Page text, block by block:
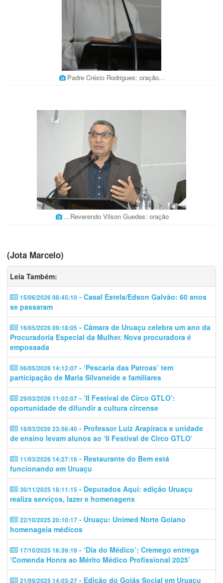
Padre Crésio Rodrigues: oração…
…Reverendo Vilson Guedes: oração
(Jota Marcelo)
Leia Também:
15/06/2026 08:45:10 - Casal Estela/Edson Galvão: 60 anos
se passaram
16/05/2026 09:18:05 - Câmara de Uruaçu celebra um ano da
Procuradoria Especial da Mulher. Nova procuradora é
empossada
06/05/2026 14:12:07 - ‘Pescaria das Patroas’ tem
participação de Maria Silvaneide e familiares
29/03/2026 11:02:07 - ‘II Festival de Circo GTLO’:
oportunidade de difundir a cultura circense
16/03/2026 23:56:40 - Professor Luiz Arapiraca e unidade
de ensino levam alunos ao ‘II Festival de Circo GTLO’
11/03/2026 14:27:16 - Restaurante do Bem está
funcionando em Uruaçu
30/11/2025 18:11:15 - Deputados Aqui: edição Uruaçu
realiza serviços, lazer e homenagens
22/10/2025 20:10:17 - Uruaçu: Unimed Norte Goiano
homenageia médicos
17/10/2025 16:39:19 - ‘Dia do Médico’: Cremego entrega
‘Comenda Honra ao Mérito Médico Profissional 2025’
21/09/2025 14:03:27 - Edição do Goiás Social em Uruaçu